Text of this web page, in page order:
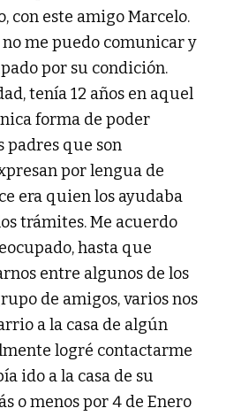
con este amigo Marcelo.
no me puedo comunicar y
por su condición.
tenía 12 años en aquel
forma de poder
padres que son
por lengua de
era quien los ayudaba
trámites. Me acuerdo
hasta que
entre algunos de los
de amigos, varios nos
a la casa de algún
logré contactarme
ido a la casa de su
o menos por 4 de Enero